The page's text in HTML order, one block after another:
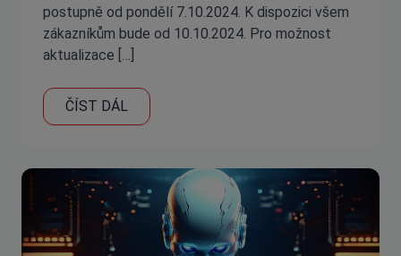
postupně od pondělí 7.10.2024. K dispozici všem
zákazníkům bude od 10.10.2024. Pro možnost
aktualizace […]
ČÍST DÁL